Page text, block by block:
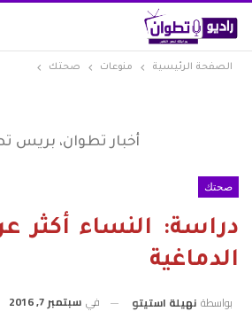
الصفحة الرئيسية منوعات صحتك
أخبار تطوان، بريس
صحتك
دراسة: النساء أكثر
الدماغية
بواسطة نهيلة استيتو في سبتمبر 7, 2016